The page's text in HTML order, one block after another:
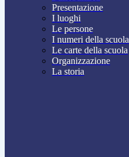
Presentazione
I luoghi
Le persone
I numeri della scuola
Le carte della scuola
Organizzazione
La storia